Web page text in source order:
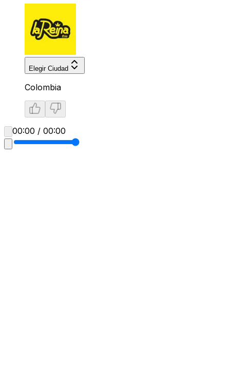
Elegir Ciudad
Colombia
00:00 / 00:00